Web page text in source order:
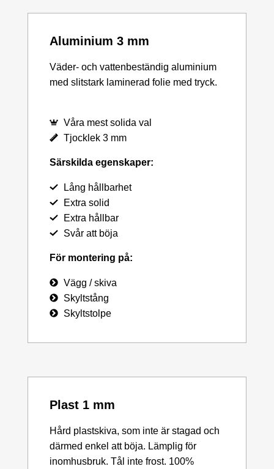
Aluminium 3 mm
Väder- och vattenbeständig aluminium
med slitstark laminerad folie med tryck.
Våra mest solida val
Tjocklek 3 mm
Särskilda egenskaper:
Lång hållbarhet
Extra solid
Extra hållbar
Svår att böja
För montering på:
Vägg / skiva
Skyltstång
Skyltstolpe
Plast 1 mm
Hård plastskiva, som inte är stagad och
därmed enkel att böja. Lämplig för
inomhusbruk. Tål inte frost. 100%